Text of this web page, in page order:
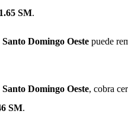
1.65 SM.
Domingo Oeste puede
Domingo Oeste, cobra
SM.